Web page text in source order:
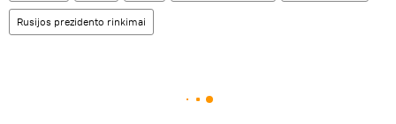
Rusijos prezidento rinkimai